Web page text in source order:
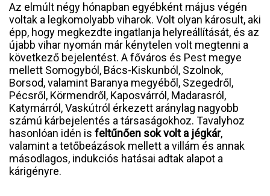
Az elmúlt négy hónapban egyébként május végén
voltak a legkomolyabb viharok. Volt olyan károsult, aki
épp, hogy megkezdte ingatlanja helyreállítását, és az
újabb vihar nyomán már kénytelen volt megtenni a
következő bejelentést. A főváros és Pest megye
mellett Somogyból, Bács-Kiskunból, Szolnok,
Borsod, valamint Baranya megyéből, Szegedről,
Pécsről, Körmendről, Kaposvárról, Madarasról,
Katymárról, Vaskútról érkezett aránylag nagyobb
számú kárbejelentés a társaságokhoz. Tavalyhoz
hasonlóan idén is feltűnően sok volt a jégkár,
valamint a tetőbeázások mellett a villám és annak
másodlagos, indukciós hatásai adtak alapot a
kárigényre.